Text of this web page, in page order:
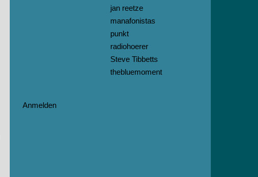
jan reetze
manafonistas
punkt
radiohoerer
Steve Tibbetts
thebluemoment
Anmelden